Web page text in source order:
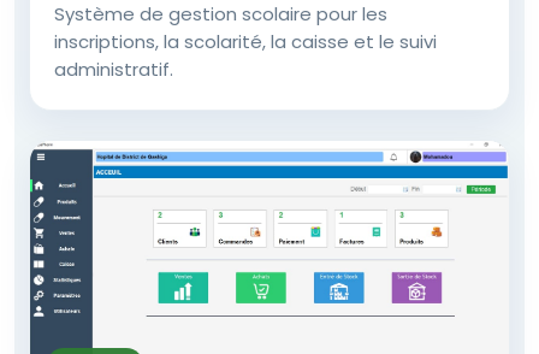
Système de gestion scolaire pour les
inscriptions, la scolarité, la caisse et le suivi
administratif.